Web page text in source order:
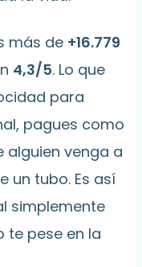
más de +16.779
4,3/5. Lo que
para
pagues como
alguien venga a
un tubo. Es así
simplemente
te pese en la